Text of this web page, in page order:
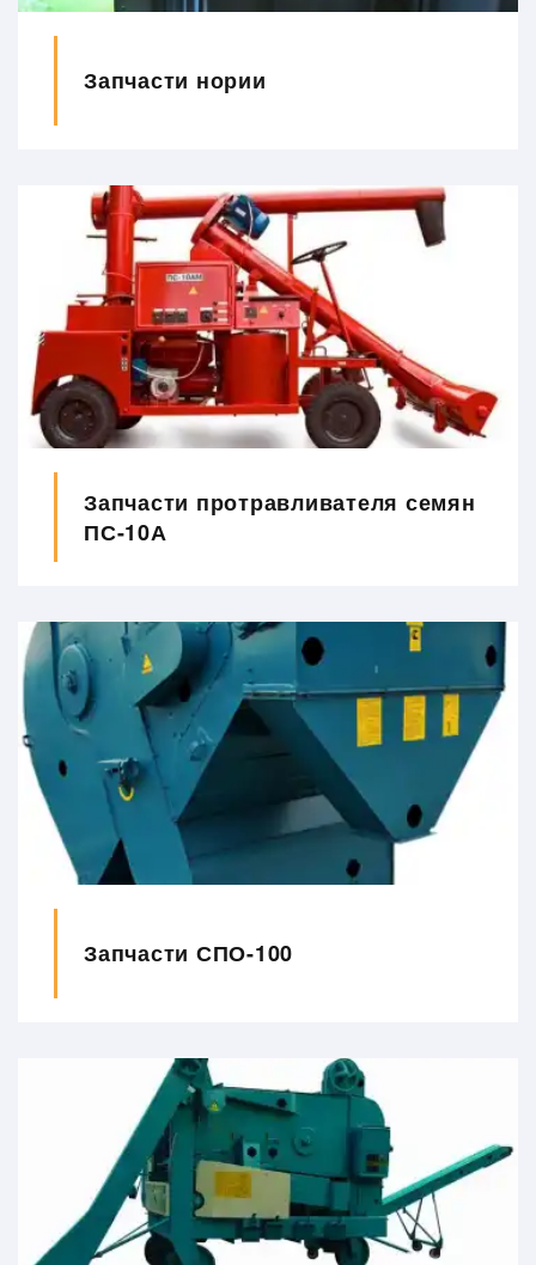
Запчасти нории
Запчасти протравливателя семян
ПС-10А
Запчасти СПО-100